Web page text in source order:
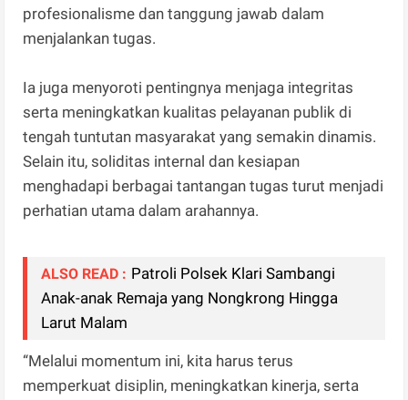
profesionalisme dan tanggung jawab dalam
menjalankan tugas.
Ia juga menyoroti pentingnya menjaga integritas
serta meningkatkan kualitas pelayanan publik di
tengah tuntutan masyarakat yang semakin dinamis.
Selain itu, soliditas internal dan kesiapan
menghadapi berbagai tantangan tugas turut menjadi
perhatian utama dalam arahannya.
ALSO READ : Patroli Polsek Klari Sambangi
Anak-anak Remaja yang Nongkrong Hingga
Larut Malam
“Melalui momentum ini, kita harus terus
memperkuat disiplin, meningkatkan kinerja, serta